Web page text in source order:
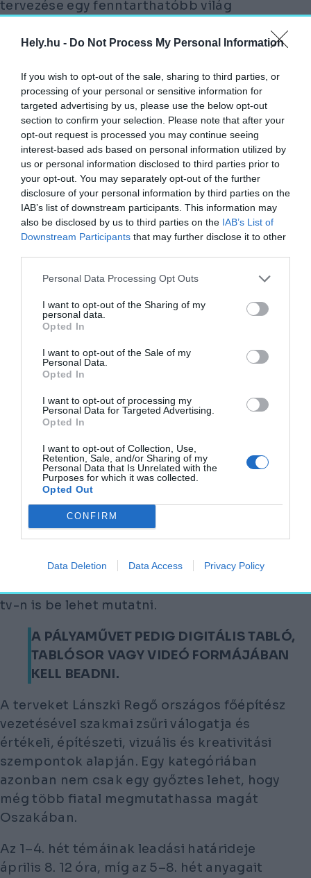
Hely.hu - Do Not Process My Personal Information
If you wish to opt-out of the sale, sharing to third parties, or
processing of your personal or sensitive information for
targeted advertising by us, please use the below opt-out
section to confirm your selection. Please note that after your
opt-out request is processed you may continue seeing
interest-based ads based on personal information utilized by
us or personal information disclosed to third parties prior to
your opt-out. You may separately opt-out of the further
disclosure of your personal information by third parties on the
IAB’s list of downstream participants. This information may
also be disclosed by us to third parties on the IAB’s List of
Downstream Participants that may further disclose it to other
Personal Data Processing Opt Outs
I want to opt-out of the Sharing of my
personal data.
Opted In
I want to opt-out of the Sale of my
Personal Data.
Opted In
I want to opt-out of processing my
Personal Data for Targeted Advertising.
Opted In
I want to opt-out of Collection, Use,
Retention, Sale, and/or Sharing of my
Personal Data that Is Unrelated with the
Purposes for which it was collected.
Opted Out
CONFIRM
Data Deletion Data Access Privacy Policy
tervezése egy fenntarthatóbb világ
tematikus hét kapcsolódik:
Kultúrák közös alakítása a jövőért hét
(április 25–május 6.)
A közösség és a mobilitás jövője hét
(május 15–26.)
Az élet szükségletei: élelem, ruházat és
menedék hete (június 5–16.)
Egészség és jóllét hete (június 20–július
1.)
Tanulás és játék hete (július 17–28.)
Béke, emberi biztonság és méltóság hete
(augusztus 1–12.)
A föld és a biodiverzitás jövője hét
(szeptember 17–28.)
A jövő társadalma az életért hét (október
2–12.)
A PÁLYÁZATRA JELENTKEZŐKNEK
PÁLYAMŰVET KELL BENYÚJTANIUK,
illetve animációkat – pedig az aktuális héten
a rendezvény háttereként vetítik majd le a
magyar pavilon második emeletén, három
egymás melletti LCD tv-n, hang nélkül. Az
egyedül vagy legfeljebb három fős
olyan anyagban is gondolkodhatnak, amelyet
tv-n is be lehet mutatni.
A PÁLYAMŰVET PEDIG DIGITÁLIS TABLÓ,
TABLÓSOR VAGY VIDEÓ FORMÁJÁBAN
KELL BEADNI.
A terveket Lánszki Regő országos főépítész
vezetésével szakmai zsűri válogatja és
értékeli, építészeti, vizuális és kreativitási
szempontok alapján. Egy kategóriában
azonban nem csak egy győztes lehet, hogy
még több fiatal megmutathassa magát
Oszakában.
Az 1–4. hét témáinak leadási határideje
április 8. 12 óra, míg az 5–8. hét anyagait